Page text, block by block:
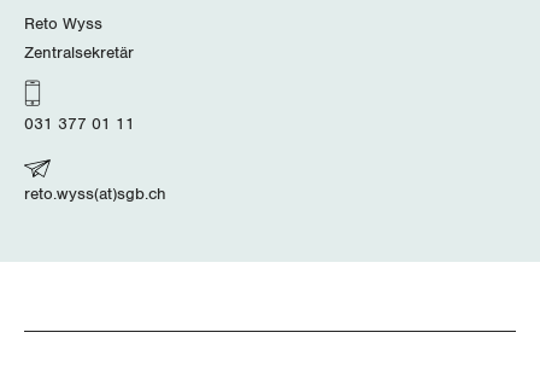
Tessin
Zug
Reto Wyss
Zentralsekretär
031 377 01 11
reto.wyss(at)sgb.ch